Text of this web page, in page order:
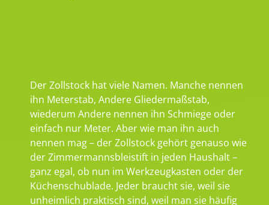
Der Zollstock hat viele Namen. Manche nennen
ihn Meterstab, Andere Gliedermaßstab,
wiederum Andere nennen ihn Schmiege oder
einfach nur Meter. Aber wie man ihn auch
nennen mag – der Zollstock gehört genauso wie
der Zimmermannsbleistift in jeden Haushalt –
ganz egal, ob nun im Werkzeugkasten oder der
Küchenschublade. Jeder braucht sie, weil sie
unheimlich praktisch sind, weil man sie häufig